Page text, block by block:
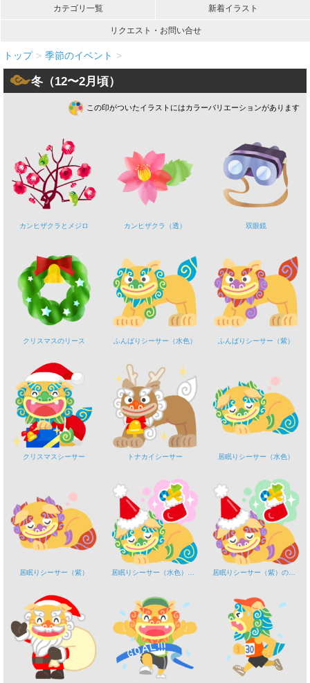
カテゴリ一覧 新着イラスト
リクエスト・お問い合せ
トップ > 季節のイベント >
冬（12〜2月頃）
この印がついたイラストにはカラーバリエーションがあります
カンヒザクラとメジロ カンヒザクラ（透） 双眼鏡
クリスマスのリース ふんばりシーサー（水色） ふんばりシーサー（紫）
クリスマスシーサー トナカイシーサー 居眠りシーサー（水色）
居眠りシーサー（紫） 居眠りシーサー（紫）のクリスマス